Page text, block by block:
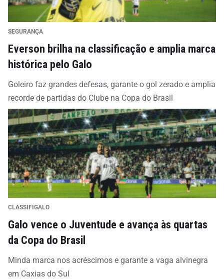
SEGURANÇA
Everson brilha na classificação e amplia marca
histórica pelo Galo
Goleiro faz grandes defesas, garante o gol zerado e amplia
recorde de partidas do Clube na Copa do Brasil
CLASSIFIGALO
Galo vence o Juventude e avança às quartas
da Copa do Brasil
Minda marca nos acréscimos e garante a vaga alvinegra
em Caxias do Sul